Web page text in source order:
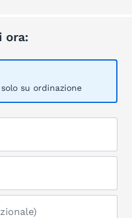
ora:
su ordinazione